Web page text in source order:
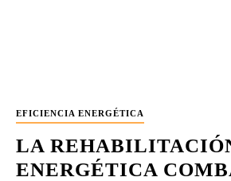
EFICIENCIA ENERGÉTICA
LA
ENERGÉTICA